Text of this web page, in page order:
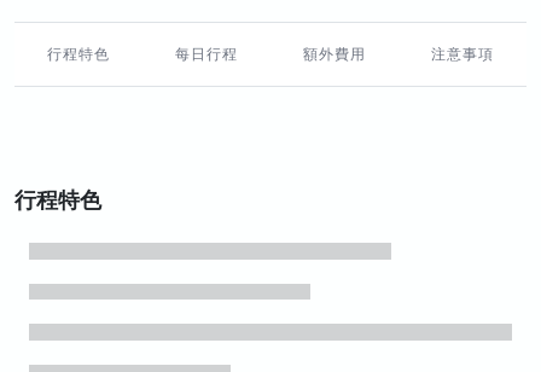
行程特色 每日行程 額外費用 注意事項
行程特色